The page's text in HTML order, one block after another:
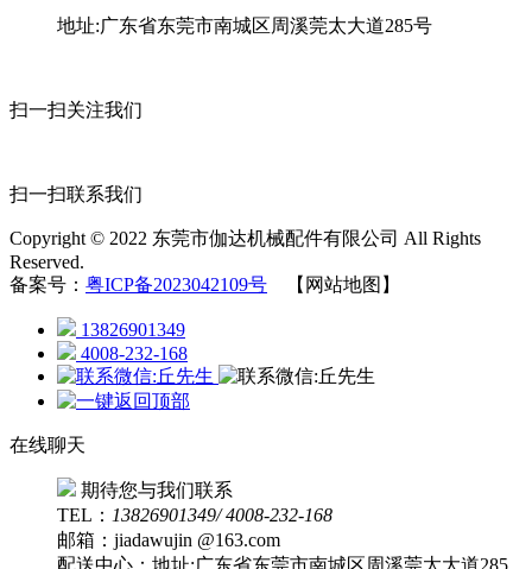
地址:广东省东莞市南城区周溪莞太大道285号
扫一扫关注我们
扫一扫联系我们
Copyright © 2022 东莞市伽达机械配件有限公司 All Rights
Reserved.
备案号： 粤ICP备2023042109号 【网站地图】
13826901349
4008-232-168
在线聊天
期待您与我们联系
TEL： 13826901349/ 4008-232-168
邮箱：jiadawujin @163.com
配送中心：地址:广东省东莞市南城区周溪莞太大道285